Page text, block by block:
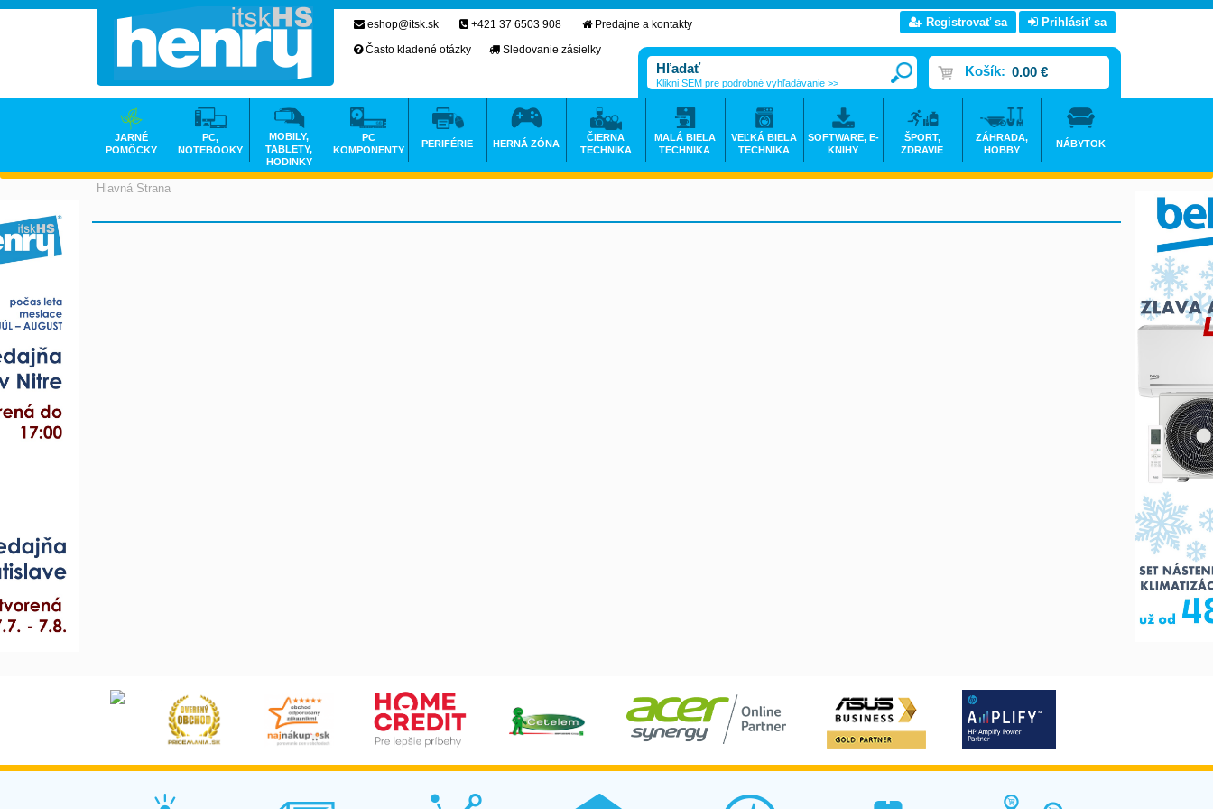
Hlavná Strana
eshop@itsk.sk +421 37 6503 908
Predajne a kontakty
Často kladené otázky
Sledovanie zásielky
Registrovať sa Prihlásiť sa
Košík: 0.00 €
Klikni SEM pre podrobné vyhľadávanie >>
JARNÉ
POMÔCKY
PC,
NOTEBOOKY
MOBILY,
TABLETY,
HODINKY
PC
KOMPONENTY
PERIFÉRIE HERNÁ ZÓNA
ČIERNA
TECHNIKA
MALÁ BIELA
TECHNIKA
VEĽKÁ BIELA
TECHNIKA
SOFTWARE, E-
KNIHY
ŠPORT,
ZDRAVIE
ZÁHRADA,
HOBBY
NÁBYTOK